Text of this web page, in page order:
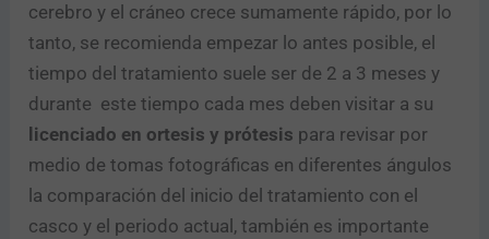
cerebro y el cráneo crece sumamente rápido, por lo
tanto, se recomienda empezar lo antes posible, el
tiempo del tratamiento suele ser de 2 a 3 meses y
durante este tiempo cada mes deben visitar a su
licenciado en ortesis y prótesis para revisar por
medio de tomas fotográficas en diferentes ángulos
la comparación del inicio del tratamiento con el
casco y el periodo actual, también es importante